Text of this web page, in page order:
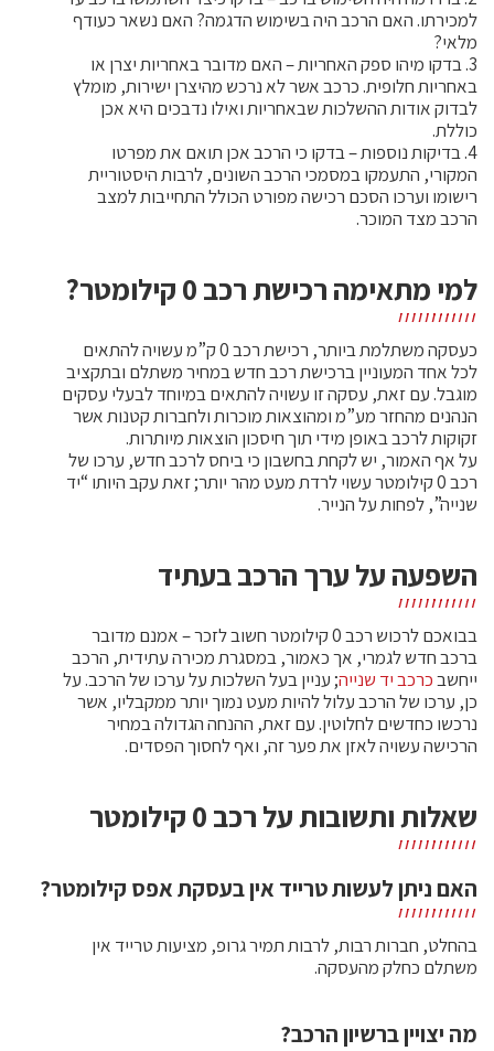
למכירתו. האם הרכב היה בשימוש הדגמה? האם נשאר כעודף
מלאי?
3. בדקו מיהו ספק האחריות – האם מדובר באחריות יצרן או
באחריות חלופית. כרכב אשר לא נרכש מהיצרן ישירות, מומלץ
לבדוק אודות ההשלכות שבאחריות ואילו נדבכים היא אכן
כוללת.
4. בדיקות נוספות – בדקו כי הרכב אכן תואם את מפרטו
המקורי, התעמקו במסמכי הרכב השונים, לרבות היסטוריית
רישומו וערכו הסכם רכישה מפורט הכולל התחייבות למצב
הרכב מצד המוכר.
למי מתאימה רכישת רכב 0 קילומטר?
כעסקה משתלמת ביותר, רכישת רכב 0 ק”מ עשויה להתאים
לכל אחד המעוניין ברכישת רכב חדש במחיר משתלם ובתקציב
מוגבל. עם זאת, עסקה זו עשויה להתאים במיוחד לבעלי עסקים
הנהנים מהחזר מע”מ ומהוצאות מוכרות ולחברות קטנות אשר
זקוקות לרכב באופן מידי תוך חיסכון הוצאות מיותרות.
על אף האמור, יש לקחת בחשבון כי ביחס לרכב חדש, ערכו של
רכב 0 קילומטר עשוי לרדת מעט מהר יותר; זאת עקב היותו “יד
שנייה”, לפחות על הנייר.
השפעה על ערך הרכב בעתיד
בבואכם לרכוש רכב 0 קילומטר חשוב לזכר – אמנם מדובר
ברכב חדש לגמרי, אך כאמור, במסגרת מכירה עתידית, הרכב
ייחשבכרכב יד שנייה; עניין בעל השלכות על ערכו של הרכב. על
כן, ערכו של הרכב עלול להיות מעט נמוך יותר ממקבליו, אשר
נרכשו כחדשים לחלוטין. עם זאת, ההנחה הגדולה במחיר
הרכישה עשויה לאזן את פער זה, ואף לחסוך הפסדים.
שאלות ותשובות על רכב 0 קילומטר
האם ניתן לעשות טרייד אין בעסקת אפס קילומטר?
בהחלט, חברות רבות, לרבות תמיר גרופ, מציעות טרייד אין
משתלם כחלק מהעסקה.
מה יצויין ברשיון הרכב?